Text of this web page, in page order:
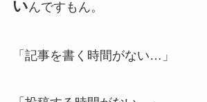
いんですもん。
「記事を書く時間がない…」